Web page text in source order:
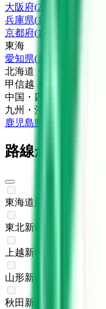
大阪府(2
兵庫県(1
京都府(1
東海
愛知県(1
北海道・東北
甲信越・北陸
中国・四国
九州・沖縄
鹿児島県
路線からさがす
東海道新幹線
東北新幹線
上越新幹線
山形新幹線
秋田新幹線